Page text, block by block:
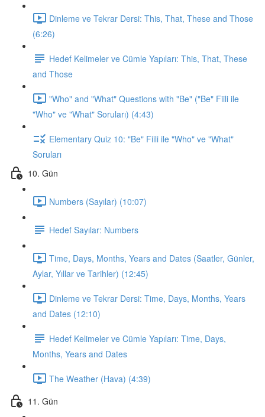
Dinleme ve Tekrar Dersi: This, That, These and Those
(6:26)
Hedef Kelimeler ve Cümle Yapıları: This, That, These
and Those
"Who" and "What" Questions with "Be" ("Be" Fiili ile
"Who" ve "What" Soruları) (4:43)
Elementary Quiz 10: "Be" Fiili ile "Who" ve "What"
Soruları
10. Gün
Numbers (Sayılar) (10:07)
Hedef Sayılar: Numbers
Time, Days, Months, Years and Dates (Saatler, Günler,
Aylar, Yıllar ve Tarihler) (12:45)
Dinleme ve Tekrar Dersi: Time, Days, Months, Years
and Dates (12:10)
Hedef Kelimeler ve Cümle Yapıları: Time, Days,
Months, Years and Dates
The Weather (Hava) (4:39)
11. Gün